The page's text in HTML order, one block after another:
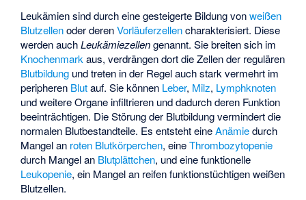
Leukämien sind durch eine gesteigerte Bildung vonweißen
Blutzellenoder derenVorläuferzellencharakterisiert. Diese
werden auchLeukämiezellengenannt. Sie breiten sich im
Knochenmark aus, verdrängen dort die Zellen der regulären
Blutbildung und treten in der Regel auch stark vermehrt im
peripheren Blutauf. Sie können Leber, Milz, Lymphknoten
und weitere Organe infiltrieren und dadurch deren Funktion
beeinträchtigen. Die Störung der Blutbildung vermindert die
normalen Blutbestandteile. Es entsteht eineAnämiedurch
Mangel an roten Blutkörperchen, eineThrombozytopenie
durch Mangel an Blutplättchen, und eine funktionelle
Leukopenie, ein Mangel an reifen funktionstüchtigen weißen
Blutzellen.